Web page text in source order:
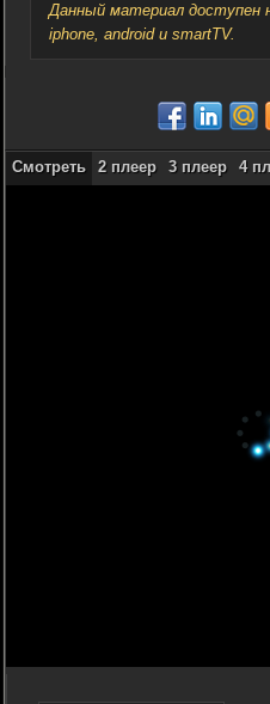
Данный материал доступен
iphone, android и smartTV.
Смотреть 2 плеер 3 плеер 4